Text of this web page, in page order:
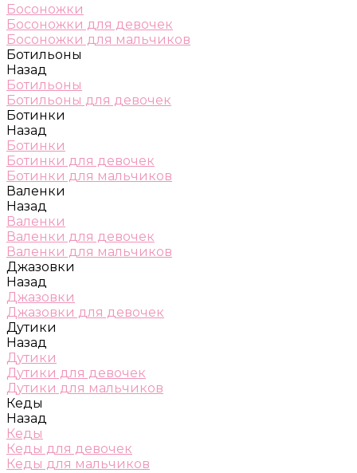
Босоножки
Босоножки для девочек
Босоножки для мальчиков
Ботильоны
Назад
Ботильоны
Ботильоны для девочек
Ботинки
Назад
Ботинки
Ботинки для девочек
Ботинки для мальчиков
Валенки
Назад
Валенки
Валенки для девочек
Валенки для мальчиков
Джазовки
Назад
Джазовки
Джазовки для девочек
Дутики
Назад
Дутики
Дутики для девочек
Дутики для мальчиков
Кеды
Назад
Кеды
Кеды для девочек
Кеды для мальчиков